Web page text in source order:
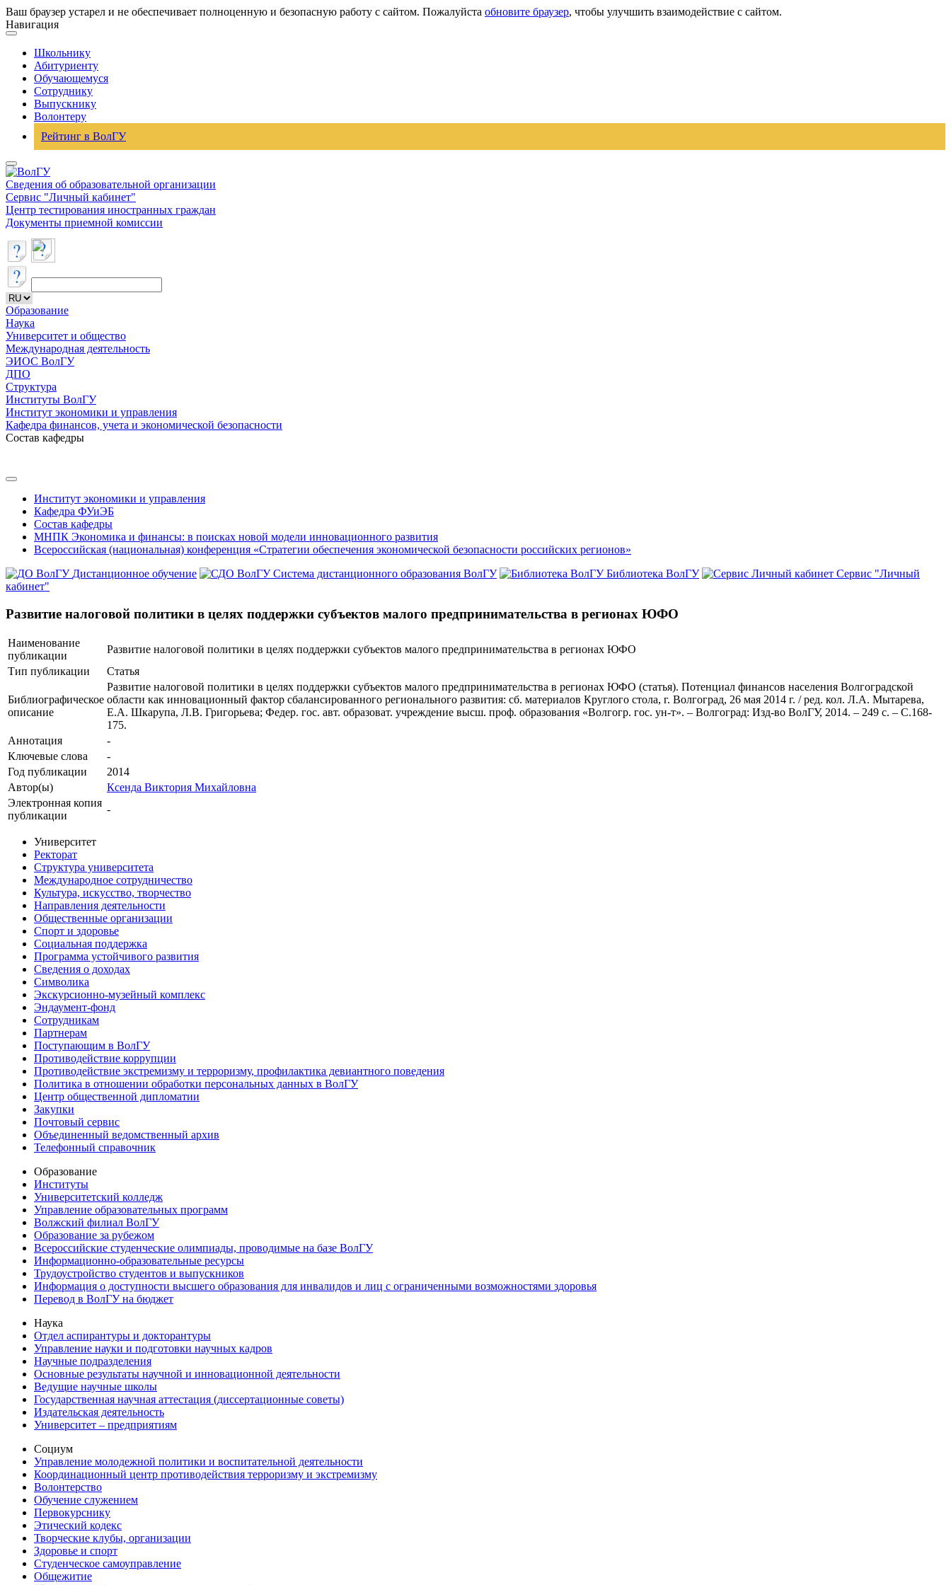
Ваш браузер устарел и не обеспечивает полноценную и безопасную работу с сайтом. Пожалуйста обновите браузер, чтобы улучшить взаимодействие с сайтом.
Навигация
Школьнику
Абитуриенту
Обучающемуся
Сотруднику
Выпускнику
Волонтеру
Рейтинг в ВолГУ
Сведения об образовательной организации
Сервис "Личный кабинет"
Центр тестирования иностранных граждан
Документы приемной комиссии
Образование
Наука
Университет и общество
Международная деятельность
ЭИОС ВолГУ
ДПО
Структура
Институты ВолГУ
Институт экономики и управления
Кафедра финансов, учета и экономической безопасности
Состав кафедры
Институт экономики и управления
Кафедра ФУиЭБ
Состав кафедры
МНПК Экономика и финансы: в поисках новой модели инновационного развития
Всероссийская (национальная) конференция «Стратегии обеспечения экономической безопасности российских регионов»
Дистанционное обучение
Система дистанционного образования ВолГУ Библиотека ВолГУ
Сервис "Личный
кабинет"
Развитие налоговой политики в целях поддержки субъектов малого предпринимательства в регионах ЮФО
Наименование
публикации
Развитие налоговой политики в целях поддержки субъектов малого предпринимательства в регионах ЮФО
Тип публикации
Статья
Библиографическое
описание
Развитие налоговой политики в целях поддержки субъектов малого предпринимательства в регионах ЮФО (статья). Потенциал финансов населения Волгоградской
области как инновационный фактор сбалансированного регионального развития: сб. материалов Круглого стола, г. Волгоград, 26 мая 2014 г. / ред. кол. Л.А. Мытарева,
Е.А. Шкарупа, Л.В. Григорьева; Федер. гос. авт. образоват. учреждение высш. проф. образования «Волгогр. гос. ун-т». – Волгоград: Изд-во ВолГУ, 2014. – 249 с. – С.168-
175.
Аннотация
-
Ключевые cлова
-
Год публикации
2014
Автор(ы)
Ксенда Виктория Михайловна
Электронная копия
публикации
-
Университет
Ректорат
Структура университета
Международное сотрудничество
Культура, искусство, творчество
Направления деятельности
Общественные организации
Спорт и здоровье
Социальная поддержка
Программа устойчивого развития
Сведения о доходах
Символика
Экскурсионно-музейный комплекс
Эндаумент-фонд
Сотрудникам
Партнерам
Поступающим в ВолГУ
Противодействие коррупции
Противодействие экстремизму и терроризму, профилактика девиантного поведения
Политика в отношении обработки персональных данных в ВолГУ
Центр общественной дипломатии
Закупки
Почтовый сервис
Объединенный ведомственный архив
Телефонный справочник
Образование
Институты
Университетский колледж
Управление образовательных программ
Волжский филиал ВолГУ
Образование за рубежом
Всероссийские студенческие олимпиады, проводимые на базе ВолГУ
Информационно-образовательные ресурсы
Трудоустройство студентов и выпускников
Информация о доступности высшего образования для инвалидов и лиц с ограниченными возможностями здоровья
Перевод в ВолГУ на бюджет
Наука
Отдел аспирантуры и докторантуры
Управление науки и подготовки научных кадров
Научные подразделения
Основные результаты научной и инновационной деятельности
Ведущие научные школы
Государственная научная аттестация (диссертационные советы)
Издательская деятельность
Университет – предприятиям
Социум
Управление молодежной политики и воспитательной деятельности
Координационный центр противодействия терроризму и экстремизму
Волонтерство
Обучение служением
Первокурснику
Этический кодекс
Творческие клубы, организации
Здоровье и спорт
Студенческое самоуправление
Общежитие